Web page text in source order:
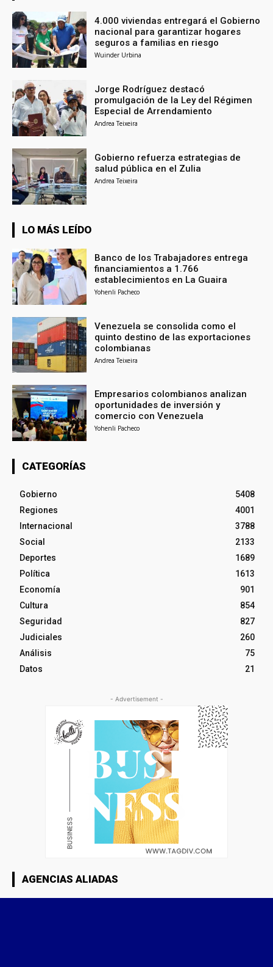
4.000 viviendas entregará el Gobierno
nacional para garantizar hogares
seguros a familias en riesgo
Wuinder Urbina
Jorge Rodríguez destacó
promulgación de la Ley del Régimen
Especial de Arrendamiento
Andrea Teixeira
Gobierno refuerza estrategias de
salud pública en el Zulia
Andrea Teixeira
LO MÁS LEÍDO
Banco de los Trabajadores entrega
financiamientos a 1.766
establecimientos en La Guaira
Yohenli Pacheco
Venezuela se consolida como el
quinto destino de las exportaciones
colombianas
Andrea Teixeira
Empresarios colombianos analizan
oportunidades de inversión y
comercio con Venezuela
Yohenli Pacheco
CATEGORÍAS
Gobierno
5408
Regiones
4001
Internacional
3788
Social
2133
Deportes
1689
Política
1613
Economía
901
Cultura
854
Seguridad
827
Judiciales
260
Análisis
75
Datos
21
- Advertisement -
AGENCIAS ALIADAS